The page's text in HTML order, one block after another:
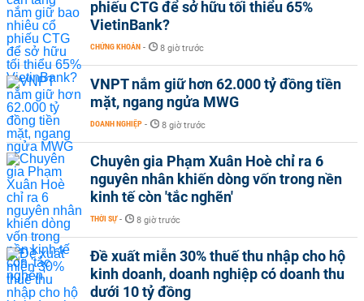
phiếu CTG để sở hữu tối thiểu 65%
VietinBank?
CHỨNG KHOÁN - 8 giờ trước
VNPT nắm giữ hơn 62.000 tỷ đồng tiền
mặt, ngang ngửa MWG
DOANH NGHIỆP - 8 giờ trước
Chuyên gia Phạm Xuân Hoè chỉ ra 6
nguyên nhân khiến dòng vốn trong nền
kinh tế còn 'tắc nghẽn'
THỜI SỰ - 8 giờ trước
Đề xuất miễn 30% thuế thu nhập cho hộ
kinh doanh, doanh nghiệp có doanh thu
dưới 10 tỷ đồng